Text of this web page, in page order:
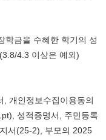
금을 수혜한 학기의 성
4.3 이상은 예외)
개인정보수집이용동의
성적증명서, 주민등록
서(25-2), 부모의 2025